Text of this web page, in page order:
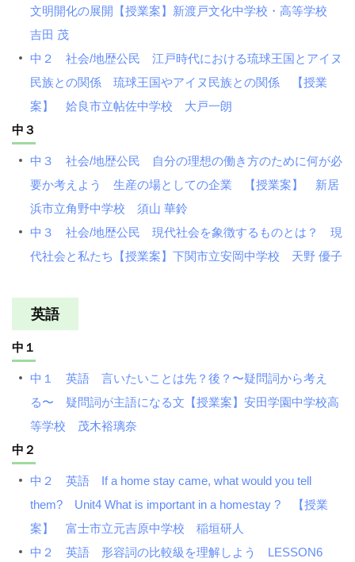
文明開化の展開【授業案】新渡戸文化中学校・高等学校
吉田 茂
中２ 社会/地歴公民 江戸時代における琉球王国とアイヌ
民族との関係 琉球王国やアイヌ民族との関係 【授業
案】 姶良市立帖佐中学校 大戸一朗
中３
中３ 社会/地歴公民 自分の理想の働き方のために何が必
要か考えよう 生産の場としての企業 【授業案】 新居
浜市立角野中学校 須山 華鈴
中３ 社会/地歴公民 現代社会を象徴するものとは？ 現
代社会と私たち【授業案】下関市立安岡中学校 天野 優子
英語
中１
中１ 英語 言いたいことは先？後？〜疑問詞から考え
る〜 疑問詞が主語になる文【授業案】安田学園中学校高
等学校 茂木裕璃奈
中２
中２ 英語 If a home stay came, what would you tell
them? Unit4 What is important in a homestay ? 【授業
案】 富士市立元吉原中学校 稲垣研人
中２ 英語 形容詞の比較級を理解しよう LESSON6